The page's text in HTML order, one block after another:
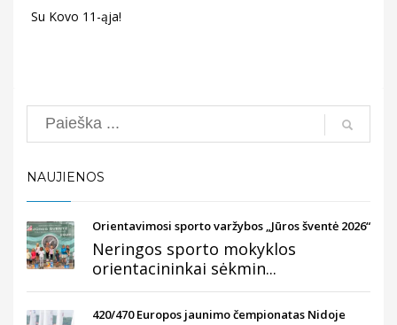
Su Kovo 11-ąja!
Search
NAUJIENOS
Orientavimosi sporto varžybos „Jūros šventė 2026“
Neringos sporto mokyklos
orientacininkai sėkmin...
420/470 Europos jaunimo čempionatas Nidoje